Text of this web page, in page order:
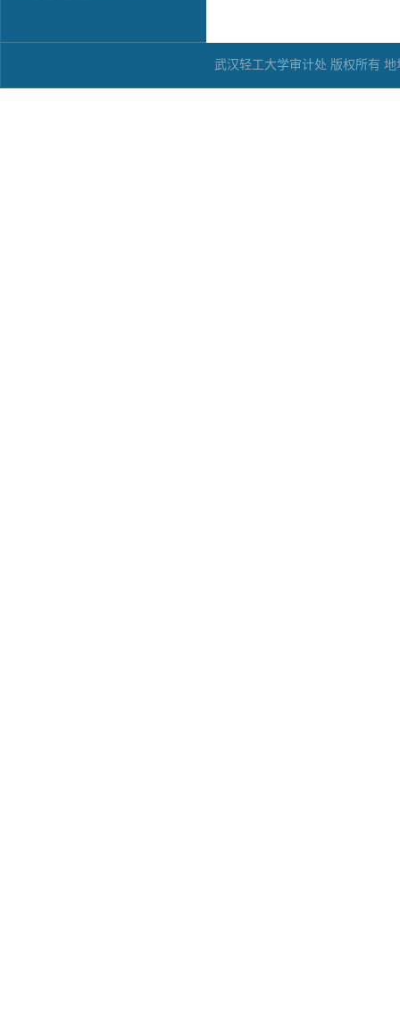
武汉轻工大学审计处 版权所有 地